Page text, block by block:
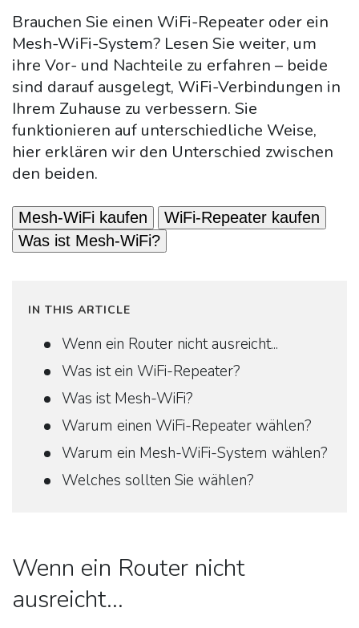
Brauchen Sie einen WiFi-Repeater oder ein
Mesh-WiFi-System? Lesen Sie weiter, um
ihre Vor- und Nachteile zu erfahren – beide
sind darauf ausgelegt, WiFi-Verbindungen in
Ihrem Zuhause zu verbessern. Sie
funktionieren auf unterschiedliche Weise,
hier erklären wir den Unterschied zwischen
den beiden.
Mesh-WiFi kaufen
WiFi-Repeater kaufen
Was ist Mesh-WiFi?
IN THIS ARTICLE
Wenn ein Router nicht ausreicht...
Was ist ein WiFi-Repeater?
Was ist Mesh-WiFi?
Warum einen WiFi-Repeater wählen?
Warum ein Mesh-WiFi-System wählen?
Welches sollten Sie wählen?
Wenn ein Router nicht
ausreicht...